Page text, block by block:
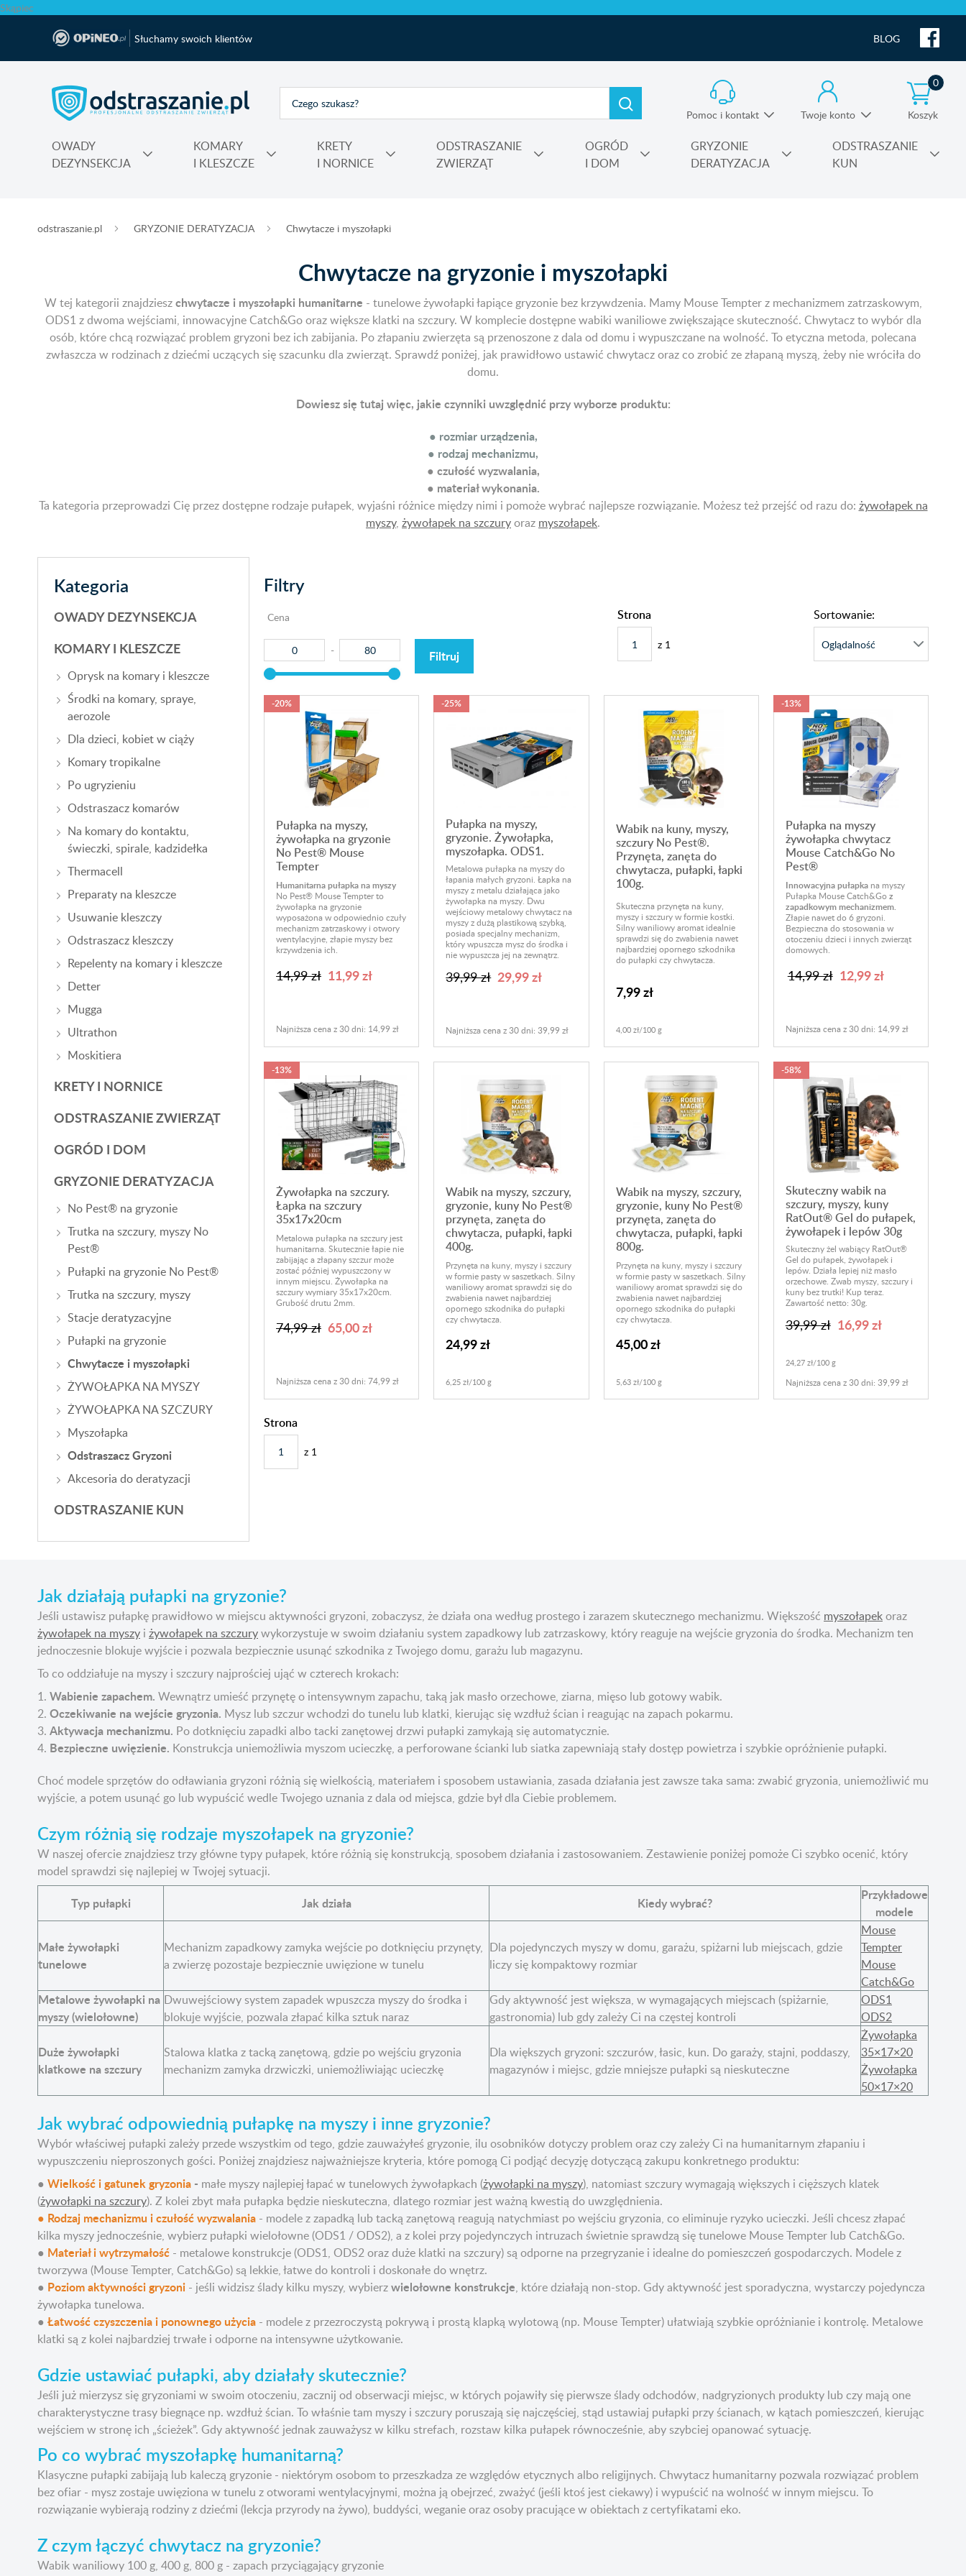
Skąpiec
Słuchamy swoich klientów BLOG
Pomoc i kontakt Twoje konto Koszyk
0
OWADY
DEZYNSEKCJA
KOMARY
I KLESZCZE
KRETY
I NORNICE
ODSTRASZANIE
ZWIERZĄT
OGRÓD
I DOM
GRYZONIE
DERATYZACJA
ODSTRASZANIE
KUN
odstraszanie.pl GRYZONIE DERATYZACJA Chwytacze i myszołapki
Chwytacze na gryzonie i myszołapki
W tej kategorii znajdzieszchwytacze i myszołapki humanitarne - tunelowe żywołapki łapiące gryzonie bez krzywdzenia. Mamy Mouse Tempter z mechanizmem zatrzaskowym,
ODS1 z dwoma wejściami, innowacyjne Catch&Go oraz większe klatki na szczury. W komplecie dostępne wabiki waniliowe zwiększające skuteczność. Chwytacz to wybór dla
osób, które chcą rozwiązać problem gryzoni bez ich zabijania. Po złapaniu zwierzęta są przenoszone z dala od domu i wypuszczane na wolność. To etyczna metoda, polecana
zwłaszcza w rodzinach z dziećmi uczących się szacunku dla zwierząt. Sprawdź poniżej, jak prawidłowo ustawić chwytacz oraz co zrobić ze złapaną myszą, żeby nie wróciła do
domu.
Dowiesz się tutaj więc, jakie czynniki uwzględnić przy wyborze produktu:
● rozmiar urządzenia,
● rodzaj mechanizmu,
● czułość wyzwalania,
● materiał wykonania.
Ta kategoria przeprowadzi Cię przez dostępne rodzaje pułapek, wyjaśni różnice między nimi i pomoże wybrać najlepsze rozwiązanie. Możesz też przejść od razu do: żywołapek na
myszy, żywołapek na szczuryoraz myszołapek.
Kategoria
OWADY DEZYNSEKCJA
KOMARY I KLESZCZE
Oprysk na komary i kleszcze
Środki na komary, spraye,
aerozole
Dla dzieci, kobiet w ciąży
Komary tropikalne
Po ugryzieniu
Odstraszacz komarów
Na komary do kontaktu,
świeczki, spirale, kadzidełka
Thermacell
Preparaty na kleszcze
Usuwanie kleszczy
Odstraszacz kleszczy
Repelenty na komary i kleszcze
Detter
Mugga
Ultrathon
Moskitiera
KRETY I NORNICE
ODSTRASZANIE ZWIERZĄT
OGRÓD I DOM
GRYZONIE DERATYZACJA
No Pest® na gryzonie
Trutka na szczury, myszy No
Pest®
Pułapki na gryzonie No Pest®
Trutka na szczury, myszy
Stacje deratyzacyjne
Pułapki na gryzonie
Chwytacze i myszołapki
ŻYWOŁAPKA NA MYSZY
ŻYWOŁAPKA NA SZCZURY
Myszołapka
Odstraszacz Gryzoni
Akcesoria do deratyzacji
ODSTRASZANIE KUN
Filtry
Cena
Filtruj
Strona
z 1
Sortowanie:
Pułapka na myszy,
żywołapka na gryzonie
No Pest® Mouse
Tempter
-20%
Humanitarna pułapka na myszy
No Pest® Mouse Tempter to
żywołapka na gryzonie
wyposażona w odpowiednio czuły
mechanizm zatrzaskowy i otwory
wentylacyjne, złapie myszy bez
krzywdzenia ich.
14,99 zł 11,99 zł
Najniższa cena z 30 dni: 14,99 zł
Pułapka na myszy,
gryzonie. Żywołapka,
myszołapka. ODS1.
-25%
Metalowa pułapka na myszy do
łapania małych gryzoni. Łapka na
myszy z metalu działająca jako
żywołapka na myszy. Dwu
wejściowy metalowy chwytacz na
myszy z dużą plastikową szybką,
posiada specjalny mechanizm,
który wpuszcza mysz do środka i
nie wypuszcza jej na zewnątrz.
39,99 zł 29,99 zł
Najniższa cena z 30 dni: 39,99 zł
Wabik na kuny, myszy,
szczury No Pest®.
Przynęta, zanęta do
chwytacza, pułapki, łapki
100g.
Skuteczna przynęta na kuny,
myszy i szczury w formie kostki.
Silny waniliowy aromat idealnie
sprawdzi się do zwabienia nawet
najbardziej opornego szkodnika
do pułapki czy chwytacza.
7,99 zł
4,00 zł/100 g
Pułapka na myszy
żywołapka chwytacz
Mouse Catch&Go No
Pest®
-13%
Innowacyjna pułapkana myszy
Pułapka Mouse Catch&Goz
zapadkowym mechanizmem.
Złapie nawet do 6 gryzoni.
Bezpieczna do stosowania w
otoczeniu dzieci i innych zwierząt
domowych.
14,99 zł 12,99 zł
Najniższa cena z 30 dni: 14,99 zł
Żywołapka na szczury.
Łapka na szczury
35x17x20cm
-13%
Metalowa pułapka na szczury jest
humanitarna. Skutecznie łapie nie
zabijając a złapany szczur może
zostać później wypuszczony w
innym miejscu. Żywołapka na
szczury wymiary 35x17x20cm.
Grubość drutu 2mm.
74,99 zł 65,00 zł
Najniższa cena z 30 dni: 74,99 zł
Wabik na myszy, szczury,
gryzonie, kuny No Pest®
przynęta, zanęta do
chwytacza, pułapki, łapki
400g.
Przynęta na kuny, myszy i szczury
w formie pasty w saszetkach. Silny
waniliowy aromat sprawdzi się do
zwabienia nawet najbardziej
opornego szkodnika do pułapki
czy chwytacza.
24,99 zł
6,25 zł/100 g
Wabik na myszy, szczury,
gryzonie, kuny No Pest®
przynęta, zanęta do
chwytacza, pułapki, łapki
800g.
Przynęta na kuny, myszy i szczury
w formie pasty w saszetkach. Silny
waniliowy aromat sprawdzi się do
zwabienia nawet najbardziej
opornego szkodnika do pułapki
czy chwytacza.
45,00 zł
5,63 zł/100 g
Skuteczny wabik na
szczury, myszy, kuny
RatOut® Gel do pułapek,
żywołapek i lepów 30g
-58%
Skuteczny żel wabiący RatOut®
Gel do pułapek, żywołapek i
lepów. Działa lepiej niż masło
orzechowe. Zwab myszy, szczury i
kuny bez trutki! Kup teraz.
Zawartość netto: 30g.
39,99 zł 16,99 zł
24,27 zł/100 g
Najniższa cena z 30 dni: 39,99 zł
Strona
z 1
Jak działają pułapki na gryzonie?
Jeśli ustawisz pułapkę prawidłowo w miejscu aktywności gryzoni, zobaczysz, że działa ona według prostego i zarazem skutecznego mechanizmu. Większość myszołapekoraz
żywołapek na myszy i żywołapek na szczurywykorzystuje w swoim działaniu system zapadkowy lub zatrzaskowy, który reaguje na wejście gryzonia do środka. Mechanizm ten
jednoczesnie blokuje wyjście i pozwala bezpiecznie usunąć szkodnika z Twojego domu, garażu lub magazynu.
To co oddziałuje na myszy i szczury najprościej ująć w czterech krokach:
1. Wabienie zapachem. Wewnątrz umieść przynętę o intensywnym zapachu, taką jak masło orzechowe, ziarna, mięso lub gotowy wabik.
2. Oczekiwanie na wejście gryzonia. Mysz lub szczur wchodzi do tunelu lub klatki, kierując się wzdłuż ścian i reagując na zapach pokarmu.
3. Aktywacja mechanizmu. Po dotknięciu zapadki albo tacki zanętowej drzwi pułapki zamykają się automatycznie.
4. Bezpieczne uwięzienie. Konstrukcja uniemożliwia myszom ucieczkę, a perforowane ścianki lub siatka zapewniają stały dostęp powietrza i szybkie opróżnienie pułapki.
Choć modele sprzętów do odławiania gryzoni różnią się wielkością, materiałem i sposobem ustawiania, zasada działania jest zawsze taka sama: zwabić gryzonia, uniemożliwić mu
wyjście, a potem usunąć go lub wypuścić wedle Twojego uznania z dala od miejsca, gdzie był dla Ciebie problemem.
Czym różnią się rodzaje myszołapek na gryzonie?
W naszej ofercie znajdziesz trzy główne typy pułapek, które różnią się konstrukcją, sposobem działania i zastosowaniem. Zestawienie poniżej pomoże Ci szybko ocenić, który
model sprawdzi się najlepiej w Twojej sytuacji.
Typ pułapki Jak działa Kiedy wybrać?
Przykładowe
modele
Małe żywołapki
tunelowe
Mechanizm zapadkowy zamyka wejście po dotknięciu przynęty,
a zwierzę pozostaje bezpiecznie uwięzione w tunelu
Dla pojedynczych myszy w domu, garażu, spiżarni lub miejscach, gdzie
liczy się kompaktowy rozmiar
Mouse
Tempter
Mouse
Catch&Go
Metalowe żywołapki na
myszy (wielołowne)
Dwuwejściowy system zapadek wpuszcza myszy do środka i
blokuje wyjście, pozwala złapać kilka sztuk naraz
Gdy aktywność jest większa, w wymagających miejscach (spiżarnie,
gastronomia) lub gdy zależy Ci na częstej kontroli
ODS1
ODS2
Duże żywołapki
klatkowe na szczury
Stalowa klatka z tacką zanętową, gdzie po wejściu gryzonia
mechanizm zamyka drzwiczki, uniemożliwiając ucieczkę
Dla większych gryzoni: szczurów, łasic, kun. Do garaży, stajni, poddaszy,
magazynów i miejsc, gdzie mniejsze pułapki są nieskuteczne
Żywołapka
35×17×20
Żywołapka
50×17×20
Jak wybrać odpowiednią pułapkę na myszy i inne gryzonie?
Wybór właściwej pułapki zależy przede wszystkim od tego, gdzie zauważyłeś gryzonie, ilu osobników dotyczy problem oraz czy zależy Ci na humanitarnym złapaniu i
wypuszczeniu nieproszonych gości. Poniżej znajdziesz najważniejsze kryteria, które pomogą Ci podjąć decyzję dotyczącą zakupu konkretnego produktu:
● Wielkość i gatunek gryzonia - małe myszy najlepiej łapać w tunelowych żywołapkach (żywołapki na myszy), natomiast szczury wymagają większych i cięższych klatek
(żywołapki na szczury). Z kolei zbyt mała pułapka będzie nieskuteczna, dlatego rozmiar jest ważną kwestią do uwzględnienia.
● Rodzaj mechanizmu i czułość wyzwalania - modele z zapadką lub tacką zanętową reagują natychmiast po wejściu gryzonia, co eliminuje ryzyko ucieczki. Jeśli chcesz złapać
kilka myszy jednocześnie, wybierz pułapki wielołowne (ODS1 / ODS2), a z kolei przy pojedynczych intruzach świetnie sprawdzą się tunelowe Mouse Tempter lub Catch&Go.
● Materiał i wytrzymałość - metalowe konstrukcje (ODS1, ODS2 oraz duże klatki na szczury) są odporne na przegryzanie i idealne do pomieszczeń gospodarczych. Modele z
tworzywa (Mouse Tempter, Catch&Go) są lekkie, łatwe do kontroli i doskonałe do wnętrz.
● Poziom aktywności gryzoni - jeśli widzisz ślady kilku myszy, wybierzwielołowne konstrukcje, które działają non-stop. Gdy aktywność jest sporadyczna, wystarczy pojedyncza
żywołapka tunelowa.
● Łatwość czyszczenia i ponownego użycia - modele z przezroczystą pokrywą i prostą klapką wylotową (np. Mouse Tempter) ułatwiają szybkie opróżnianie i kontrolę. Metalowe
klatki są z kolei najbardziej trwałe i odporne na intensywne użytkowanie.
Gdzie ustawiać pułapki, aby działały skutecznie?
Jeśli już mierzysz się gryzoniami w swoim otoczeniu, zacznij od obserwacji miejsc, w których pojawiły się pierwsze ślady odchodów, nadgryzionych produkty lub czy mają one
charakterystyczne trasy biegnące np. wzdłuż ścian. To właśnie tam myszy i szczury poruszają się najczęściej, stąd ustawiaj pułapki przy ścianach, w kątach pomieszczeń, kierując
wejściem w stronę ich „ścieżek”. Gdy aktywność jednak zauważysz w kilku strefach, rozstaw kilka pułapek równocześnie, aby szybciej opanować sytuację.
Po co wybrać myszołapkę humanitarną?
Klasyczne pułapki zabijają lub kaleczą gryzonie - niektórym osobom to przeszkadza ze względów etycznych albo religijnych. Chwytacz humanitarny pozwala rozwiązać problem
bez ofiar - mysz zostaje uwięziona w tunelu z otworami wentylacyjnymi, można ją obejrzeć, zważyć (jeśli ktoś jest ciekawy) i wypuścić na wolność w innym miejscu. To
rozwiązanie wybierają rodziny z dziećmi (lekcja przyrody na żywo), buddyści, weganie oraz osoby pracujące w obiektach z certyfikatami eko.
Z czym łączyć chwytacz na gryzonie?
Wabik waniliowy 100 g, 400 g, 800 g - zapach przyciągający gryzonie